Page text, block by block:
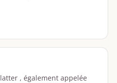
, également appelée